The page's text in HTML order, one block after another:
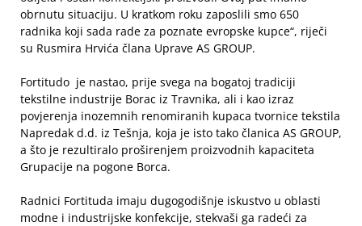
obrnutu situaciju. U kratkom roku zaposlili smo 650
radnika koji sada rade za poznate evropske kupce“, riječi
su Rusmira Hrvića člana Uprave AS GROUP.
Fortitudo je nastao, prije svega na bogatoj tradiciji
tekstilne industrije Borac iz Travnika, ali i kao izraz
povjerenja inozemnih renomiranih kupaca tvornice tekstila
Napredak d.d. iz Tešnja, koja je isto tako članica AS GROUP,
a što je rezultiralo proširenjem proizvodnih kapaciteta
Grupacije na pogone Borca.
Radnici Fortituda imaju dugogodišnje iskustvo u oblasti
modne i industrijske konfekcije, stekvaši ga radeći za